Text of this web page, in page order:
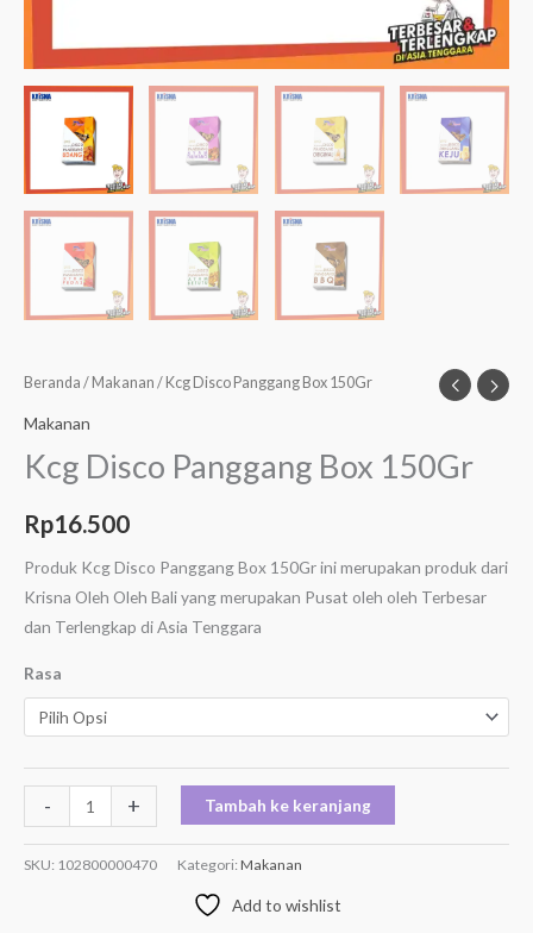
Beranda / Makanan / Kcg Disco Panggang Box 150Gr
Makanan
Kcg Disco Panggang Box 150Gr
Rp16.500
Produk Kcg Disco Panggang Box 150Gr ini merupakan produk dari
Krisna Oleh Oleh Bali yang merupakan Pusat oleh oleh Terbesar
dan Terlengkap di Asia Tenggara
Rasa
- + Tambah ke keranjang
SKU: 102800000470 Kategori: Makanan
Add to wishlist